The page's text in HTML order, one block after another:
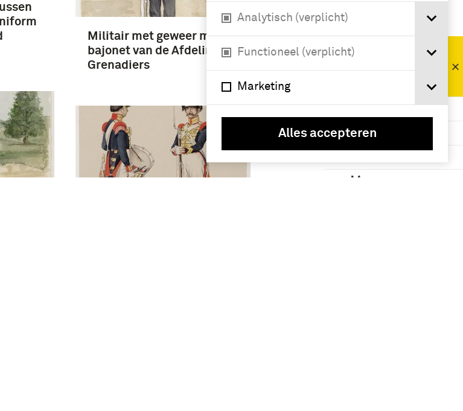
Analytisch (verplicht)
Functioneel (verplicht)
Marketing
Alles accepteren
Namen /
instellingen
Koninklijke
Landmacht
(1813/1814-
infanterie (136)
artillerie (68)
Meer
Militair met geweer met
bajonet van de Afdeling
Grenadiers